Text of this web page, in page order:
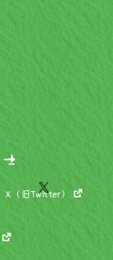
X（旧Twitter）